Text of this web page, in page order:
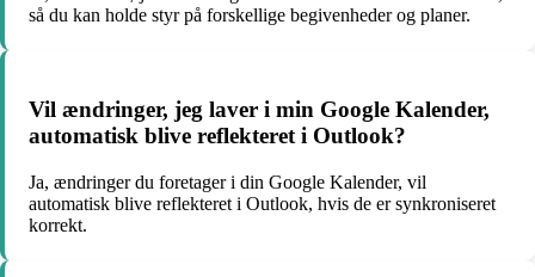
så du kan holde styr på forskellige begivenheder og planer.
Vil ændringer, jeg laver i min Google Kalender,
automatisk blive reflekteret i Outlook?
Ja, ændringer du foretager i din Google Kalender, vil
automatisk blive reflekteret i Outlook, hvis de er synkroniseret
korrekt.